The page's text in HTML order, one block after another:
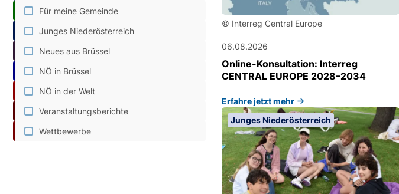
Für meine Gemeinde
Junges Niederösterreich
Neues aus Brüssel
NÖ in Brüssel
NÖ in der Welt
Veranstaltungsberichte
Wettbewerbe
© Interreg Central Europe
06.08.2026
Online-Konsultation: Interreg
CENTRAL EUROPE 2028–2034
Erfahre jetzt mehr
Junges Niederösterreich